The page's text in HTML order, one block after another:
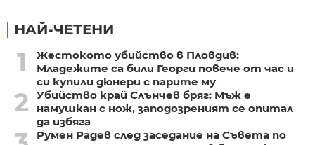
НАЙ-ЧЕТЕНИ
1
Жестокото убийство в Пловдив:
Младежите са били Георги повече от час и
си купили дюнери с парите му
2
Убийство край Слънчев бряг: Мъж е
намушкан с нож, заподозреният се опитал
да избяга
Румен Радев след заседание на Съвета по